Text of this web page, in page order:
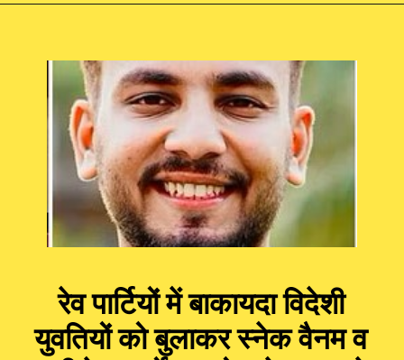
रेव पार्टियों में बाकायदा विदेशी
युवतियों को बुलाकर स्नेक वैनम व